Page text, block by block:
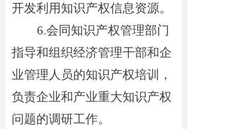
开发利用知识产权信息资源。
6.会同知识产权管理部门
指导和组织经济管理干部和企
业管理人员的知识产权培训，
负责企业和产业重大知识产权
问题的调研工作。